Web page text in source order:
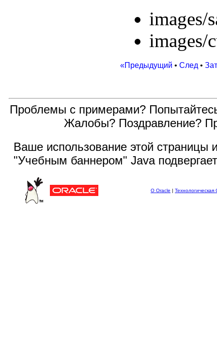
images/
images/
«Предыдущий • След •
Проблемы с примерами?
Жалобы? Поздравление?
Ваше использование этой страницы
"Учебным баннером" Java
О Oracle | Технологическая